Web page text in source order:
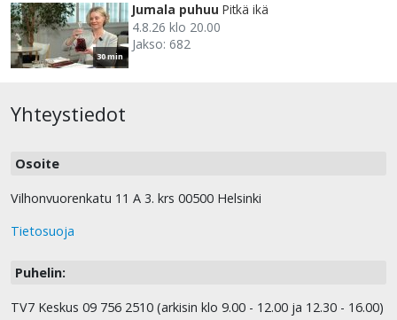
30 min
Jumala puhuu Pitkä ikä
4.8.26 klo 20.00
Jakso: 682
Yhteystiedot
Osoite
Vilhonvuorenkatu 11 A 3. krs 00500 Helsinki
Tietosuoja
Puhelin:
TV7 Keskus 09 756 2510 (arkisin klo 9.00 - 12.00 ja 12.30 - 16.00)